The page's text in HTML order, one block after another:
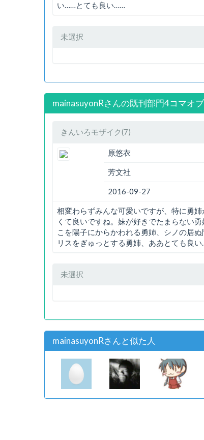
い……とても良い……
未選択
mainasuyonRさんの既刊部門4コマオ
きんいろモザイク(7)
原悠衣
芳文社
2016-09-27
相変わらずみんな可愛いですが、特に勇姉
くて良いですね。妹が好きでたまらない勇
こを陽子にからかわれる勇姉、シノの居ぬ
リスをぎゅっとする勇姉、ああとても良
未選択
mainasuyonRさんと似た人